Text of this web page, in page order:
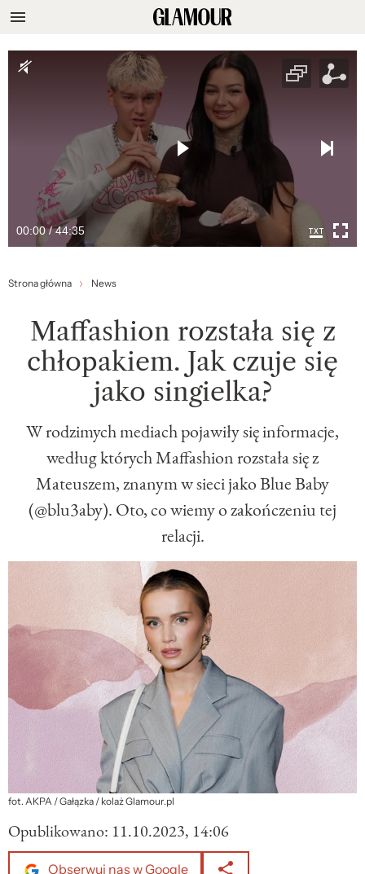
00:00 / 44:35
Strona główna News
Maffashion rozstała się z
chłopakiem. Jak czuje się
jako singielka?
W rodzimych mediach pojawiły się informacje,
według których Maffashion rozstała się z
Mateuszem, znanym w sieci jako Blue Baby
(@blu3aby). Oto, co wiemy o zakończeniu tej
relacji.
fot. AKPA / Gałązka / kolaż Glamour.pl
Opublikowano: 11.10.2023, 14:06
Obserwuj nas w Google